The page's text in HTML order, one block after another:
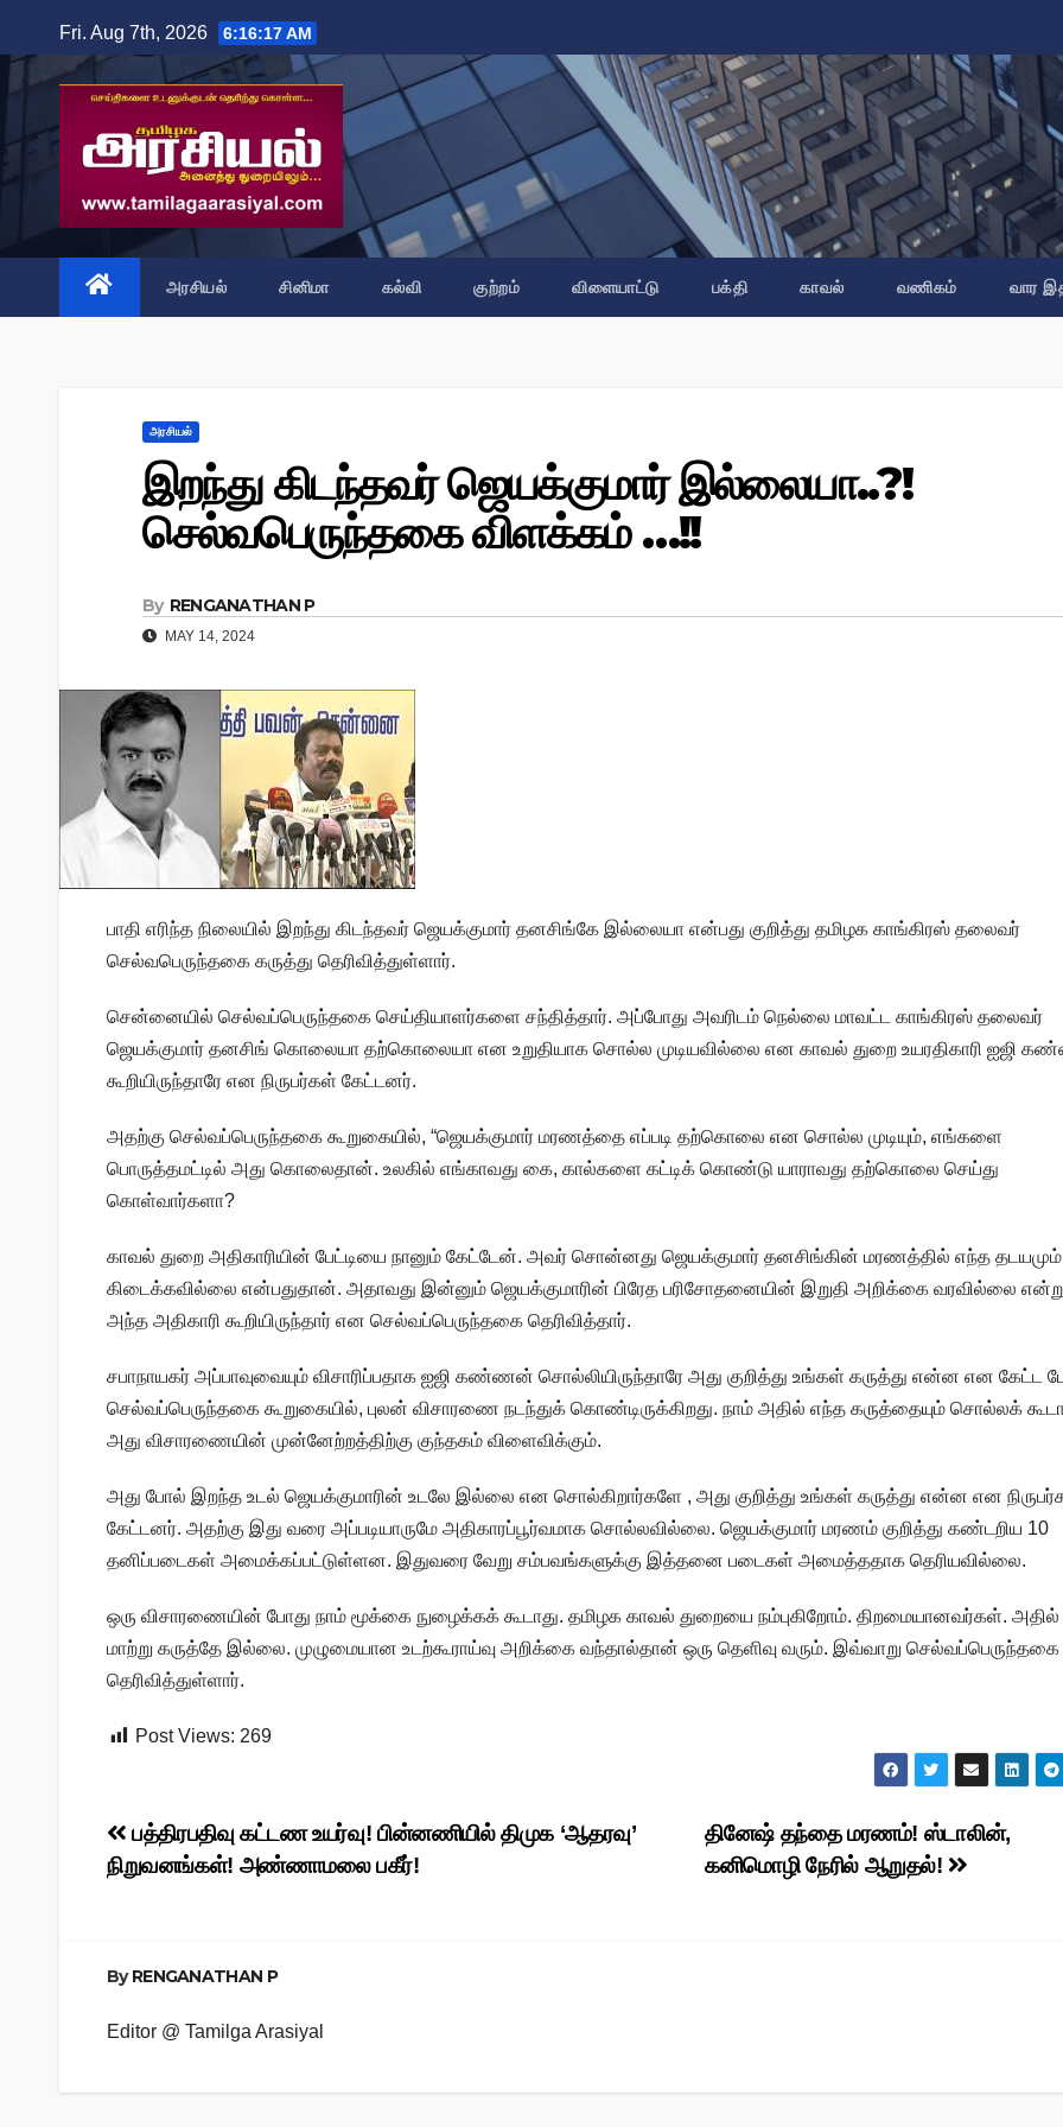
to
content
Fri. Aug 7th, 2026 6:16:18 AM
அரசியல் சினிமா கல்வி குற்றம் விளையாட்டு பக்தி காவல் வணிகம் வார
அரசியல்
இறந்து கிடந்தவர் ஜெயக்குமார் இல்லையா..?!
செல்வபெருந்தகை விளக்கம் …!!
By RENGANATHAN P
MAY 14, 2024
பாதி எரிந்த நிலையில் இறந்து கிடந்தவர் ஜெயக்குமார் தனசிங்கே இல்லையா என்பது குறித்து தமிழக காங்கிரஸ் தலைவர்
செல்வபெருந்தகை கருத்து தெரிவித்துள்ளார்.
சென்னையில் செல்வப்பெருந்தகை செய்தியாளர்களை சந்தித்தார். அப்போது அவரிடம் நெல்லை மாவட்ட காங்கிரஸ் தலைவர்
ஜெயக்குமார் தனசிங் கொலையா தற்கொலையா என உறுதியாக சொல்ல முடியவில்லை என காவல் துறை உயரதிகாரி ஐஜி
கூறியிருந்தாரே என நிருபர்கள் கேட்டனர்.
அதற்கு செல்வப்பெருந்தகை கூறுகையில், “ஜெயக்குமார் மரணத்தை எப்படி தற்கொலை என சொல்ல முடியும், எங்களை
பொருத்தமட்டில் அது கொலைதான். உலகில் எங்காவது கை, கால்களை கட்டிக் கொண்டு யாராவது தற்கொலை செய்து
கொள்வார்களா?
காவல் துறை அதிகாரியின் பேட்டியை நானும் கேட்டேன். அவர் சொன்னது ஜெயக்குமார் தனசிங்கின் மரணத்தில் எந்த தடயமும்
கிடைக்கவில்லை என்பதுதான். அதாவது இன்னும் ஜெயக்குமாரின் பிரேத பரிசோதனையின் இறுதி அறிக்கை வரவில்லை
அந்த அதிகாரி கூறியிருந்தார் என செல்வப்பெருந்தகை தெரிவித்தார்.
சபாநாயகர் அப்பாவுவையும் விசாரிப்பதாக ஐஜி கண்ணன் சொல்லியிருந்தாரே அது குறித்து உங்கள் கருத்து என்ன என கேட்ட
செல்வப்பெருந்தகை கூறுகையில், புலன் விசாரணை நடந்துக் கொண்டிருக்கிறது. நாம் அதில் எந்த கருத்தையும் சொல்லக்
அது விசாரணையின் முன்னேற்றத்திற்கு குந்தகம் விளைவிக்கும்.
அது போல் இறந்த உடல் ஜெயக்குமாரின் உடலே இல்லை என சொல்கிறார்களே , அது குறித்து உங்கள் கருத்து என்ன என
கேட்டனர். அதற்கு இது வரை அப்படியாருமே அதிகாரப்பூர்வமாக சொல்லவில்லை. ஜெயக்குமார் மரணம் குறித்து கண்டறிய 10
தனிப்படைகள் அமைக்கப்பட்டுள்ளன. இதுவரை வேறு சம்பவங்களுக்கு இத்தனை படைகள் அமைத்ததாக தெரியவில்லை.
ஒரு விசாரணையின் போது நாம் மூக்கை நுழைக்கக் கூடாது. தமிழக காவல் துறையை நம்புகிறோம். திறமையானவர்கள். அதில்
மாற்று கருத்தே இல்லை. முழுமையான உடற்கூராய்வு அறிக்கை வந்தால்தான் ஒரு தெளிவு வரும். இவ்வாறு செல்வப்பெருந்தகை
தெரிவித்துள்ளார்.
Post Views: 269
Post
navigation
தினேஷ் தந்தை மரணம்! ஸ்டாலின்,
கனிமொழி நேரில் ஆறுதல்!
பத்திரபதிவு கட்டண உயர்வு! பின்னணியில் திமுக ‘ஆதரவு’
நிறுவனங்கள்! அண்ணாமலை பகீர்!
ByRENGANATHAN P
Editor @ Tamilga Arasiyal